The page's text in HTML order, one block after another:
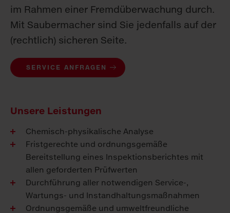
im Rahmen einer Fremdüberwachung durch.
Mit Saubermacher sind Sie jedenfalls auf der
(rechtlich) sicheren Seite.
SERVICE ANFRAGEN
Unsere Leistungen
Chemisch-physikalische Analyse
Fristgerechte und ordnungsgemäße
Bereitstellung eines Inspektionsberichtes mit
allen geforderten Prüfwerten
Durchführung aller notwendigen Service-,
Wartungs- und Instandhaltungsmaßnahmen
Ordnungsgemäße und umweltfreundliche